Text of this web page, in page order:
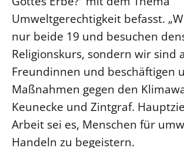
Umweltgerechtigkeit befasst.
nur beide 19 und besuchen
Religionskurs, sondern wir sind
Freundinnen und beschäftigen
Maßnahmen gegen den
Keunecke und Zintgraf.
Arbeit sei es, Menschen für
Handeln zu begeistern.